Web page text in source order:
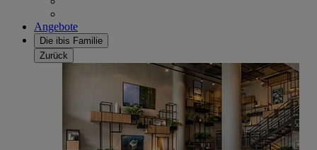
Angebote
Die ibis Familie
Zurück